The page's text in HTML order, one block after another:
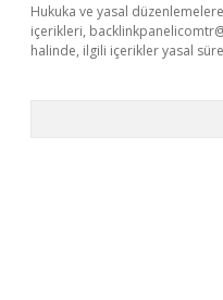
Hukuka ve yasal
içerikleri,
halinde, ilgili içerikler yasal